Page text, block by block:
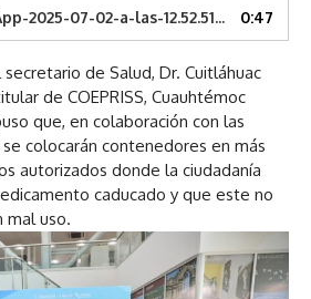
07-02-a-las-12.52.51_5602ef19.dat 0:47
de Salud, Dr. Cuitláhuac
de COEPRISS, Cuauhtémoc
que, en colaboración con las
colocarán contenedores en más
autorizados donde la ciudadanía
caducado y que este no
mal uso.